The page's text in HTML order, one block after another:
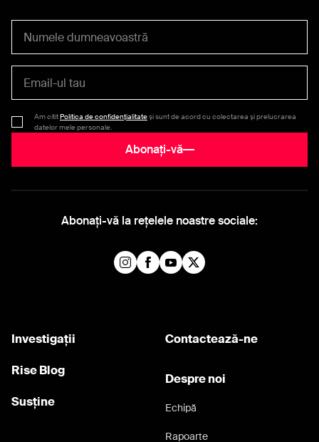
Am cititPolitica de confidențialitateși sunt de acord cu colectarea și prelucrarea
datelor mele personale.
Abonați-vă
Abonați-vă la rețelele noastre sociale:
Investigații
Rise Blog
Susține
Contactează-ne
Despre noi
Echipă
Rapoarte